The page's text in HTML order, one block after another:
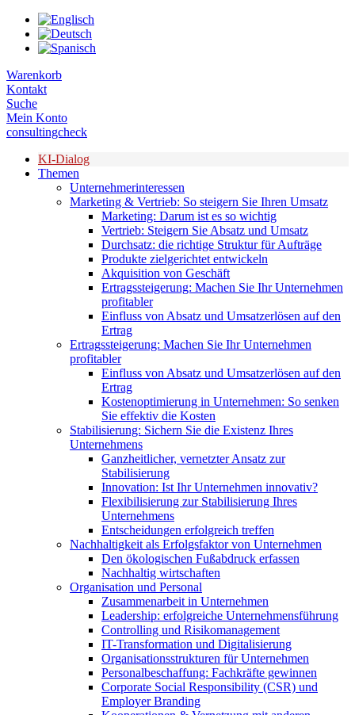
Zum
Inhalt
springen
Warenkorb
Kontakt
Suche
Mein Konto
consultingcheck
KI-Dialog
Themen
Unternehmerinteressen
Marketing & Vertrieb: So steigern Sie Ihren Umsatz
Marketing: Darum ist es so wichtig
Vertrieb: Steigern Sie Absatz und Umsatz
Durchsatz: die richtige Struktur für Aufträge
Produkte zielgerichtet entwickeln
Akquisition von Geschäft
Ertragssteigerung: Machen Sie Ihr Unternehmen
profitabler
Einfluss von Absatz und Umsatzerlösen auf den
Ertrag
Ertragssteigerung: Machen Sie Ihr Unternehmen
profitabler
Einfluss von Absatz und Umsatzerlösen auf den
Ertrag
Kostenoptimierung in Unternehmen: So senken
Sie effektiv die Kosten
Stabilisierung: Sichern Sie die Existenz Ihres
Unternehmens
Ganzheitlicher, vernetzter Ansatz zur
Stabilisierung
Innovation: Ist Ihr Unternehmen innovativ?
Flexibilisierung zur Stabilisierung Ihres
Unternehmens
Entscheidungen erfolgreich treffen
Nachhaltigkeit als Erfolgsfaktor von Unternehmen
Den ökologischen Fußabdruck erfassen
Nachhaltig wirtschaften
Organisation und Personal
Zusammenarbeit in Unternehmen
Leadership: erfolgreiche Unternehmensführung
Controlling und Risikomanagement
IT-Transformation und Digitalisierung
Organisationsstrukturen für Unternehmen
Personalbeschaffung: Fachkräfte gewinnen
Corporate Social Responsibility (CSR) und
Employer Branding